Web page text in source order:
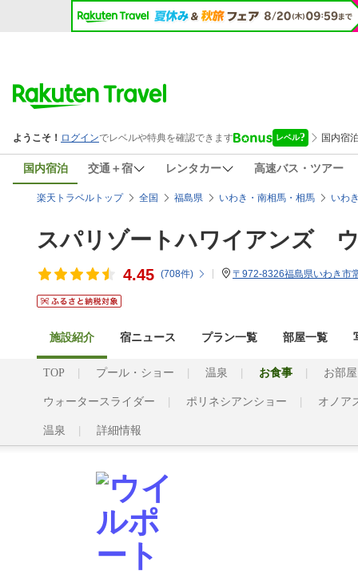
国内宿泊 交通＋宿 レンタカー 高速バス・ツアー
楽天トラベルトップ 全国 福島県 いわき・南相馬・相馬 いわ
スパリゾートハワイアンズ
4.45 (708件) 〒972-8326福島県いわき市
施設紹介 宿ニュース プラン一覧 部屋一覧
TOP プール・ショー 温泉 お食事 お部屋
ウォータースライダー ポリネシアンショー オノア
温泉 詳細情報